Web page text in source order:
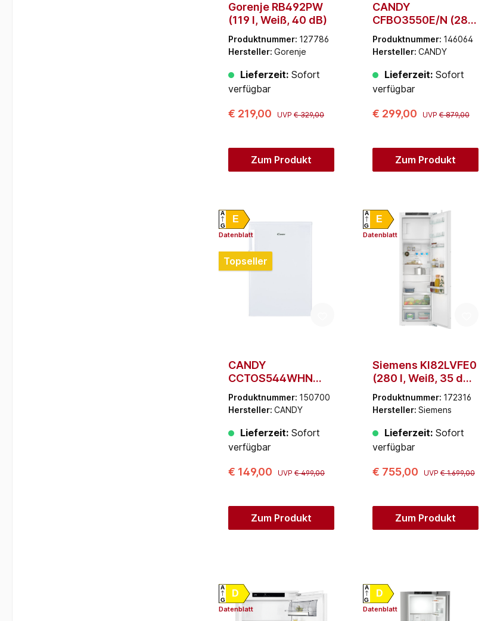
Gorenje RB492PW
(119 l, Weiß, 40 dB)
Produktnummer: 127786
Hersteller: Gorenje
Lieferzeit: Sofort
verfügbar
€ 219,00 UVP € 329,00
Zum Produkt
CANDY
CFBO3550E/N (286
l, Weiß, 39 dB)
Produktnummer: 146064
Hersteller: CANDY
Lieferzeit:Sofort
verfügbar
€ 299,00 UVP€ 879,00
Zum Produkt
E
A
G
Datenblatt
Topseller
CANDY
CCTOS544WHN
(109 l, Weiß, 40 dB)
Produktnummer: 150700
Hersteller: CANDY
Lieferzeit: Sofort
verfügbar
€ 149,00 UVP € 499,00
Zum Produkt
E
A
G
Datenblatt
Siemens KI82LVFE0
(280 l, Weiß, 35 dB,
560 mm)
Produktnummer: 172316
Hersteller: Siemens
Lieferzeit:Sofort
verfügbar
€ 755,00 UVP€ 1.699,00
Zum Produkt
D
A
G
Datenblatt
D
A
G
Datenblatt